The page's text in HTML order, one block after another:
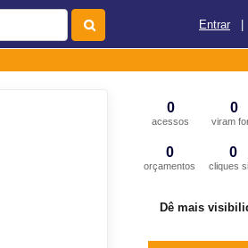
Entrar
0
acessos
0
viram
0
orçamentos
0
cliques
Dê mais